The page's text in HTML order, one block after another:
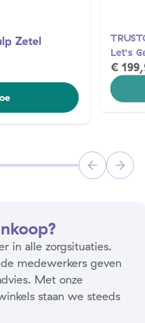
Zetel
Let's
€
in alle zorgsituaties.
medewerkers geven
Met onze
staan we steeds